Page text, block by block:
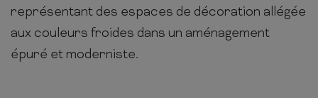
représentant des espaces de décoration allégée
aux couleurs froides dans un aménagement
épuré et moderniste.